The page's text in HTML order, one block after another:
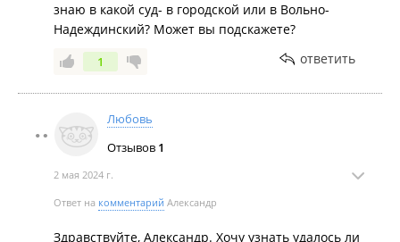
знаю в какой суд- в городской или в Вольно-
Надеждинский? Может вы подскажете?
1 ответить
Любовь
Отзывов 1
2 мая 2024 г.
Ответ на комментарий Александр
Здравствуйте, Александр. Хочу узнать удалось ли